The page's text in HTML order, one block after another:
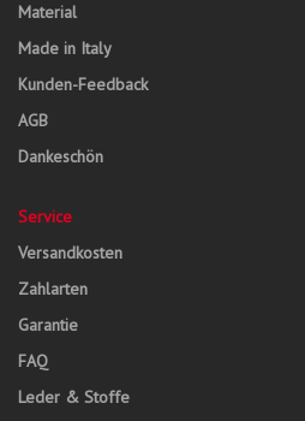
Material
Made in Italy
Kunden-Feedback
AGB
Dankeschön
Service
Versandkosten
Zahlarten
Garantie
FAQ
Leder & Stoffe